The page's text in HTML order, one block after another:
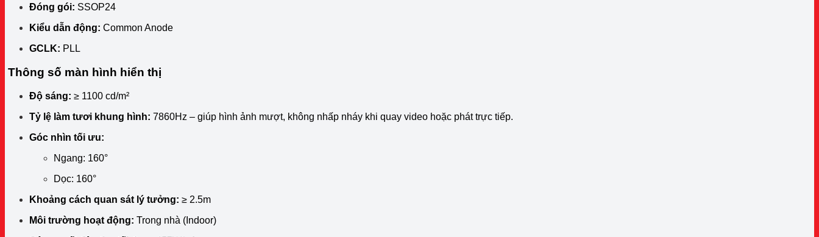
Đóng gói: SSOP24
Kiểu dẫn động: Common Anode
GCLK: PLL
Thông số màn hình hiển thị
Độ sáng: ≥ 1100 cd/m²
Tỷ lệ làm tươi khung hình: 7860Hz – giúp hình ảnh mượt, không nhấp nháy khi quay video hoặc phát trực tiếp.
Góc nhìn tối ưu:
Ngang: 160°
Dọc: 160°
Khoảng cách quan sát lý tưởng: ≥ 2.5m
Môi trường hoạt động: Trong nhà (Indoor)